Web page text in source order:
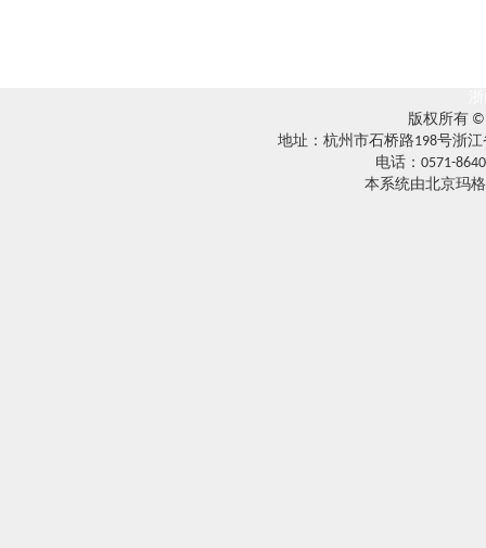
版权所有
地址：杭州市石桥路198号浙
电话：0571-
本系统由北京玛